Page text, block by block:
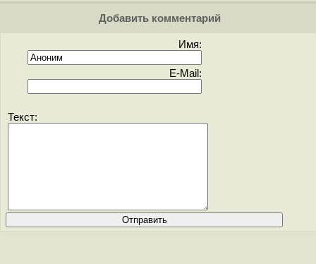
Добавить комментарий
Имя:
E-Mail:
Текст: